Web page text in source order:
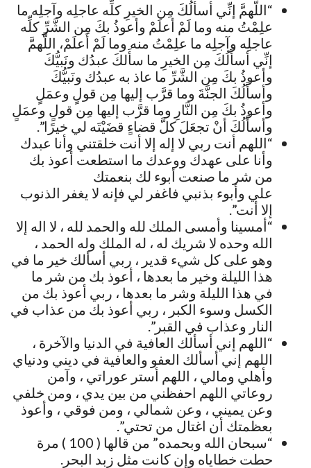
“اللَّهمَّ إنِّي أسأَلُكَ مِن الخيرِ كلِّه عاجلِه وآجلِه ما
علِمْتُ منه وما لَمْ أعلَمْ وأعوذُ بكَ مِن الشَّرِّ كلِّه
عاجلِه وآجلِه ما علِمْتُ منه وما لَمْ أعلَمْ، اللَّهمَّ
إنِّي أسأَلُكَ مِن الخيرِ ما سأَلكَ عبدُك ونَبيُّكَ
وأعوذُ بكَ مِن الشَّرِّ ما عاذ به عبدُك ونَبيُّكَ
وأسأَلُكَ الجنَّةَ وما قرَّب إليها مِن قولٍ وعمَلٍ
وأعوذُ بكَ مِن النَّارِ وما قرَّب إليها مِن قولٍ وعمَلٍ
وأسأَلُكَ أنْ تجعَلَ كلَّ قضاءٍ قضَيْتَه لي خيرًا”.
“اللهم أنت ربي لا إله إلا أنت خلقتني وأنا عبدك
وأنا على عهدك ووعدك ما استطعت أعوذ بك
من شر ما صنعت أبوء لك بنعمتك
علي وأبوء بذنبي فاغفر لي فإنه لا يغفر الذنوب
إلا أنت”.
“أمسينا وأمسى الملك لله والحمد لله ، لا اله إلا
الله وحده لا شريك له ، له الملك وله الحمد ،
وهو على كل شيء قدير ، ربي أسألك خير ما في
هذا الليلة وخير ما بعدها ، أعوذ بك من شر ما
في هذا الليلة وشر ما بعدها ، ربي أعوذ بك من
الكسل وسوء الكبر ، ربي أعوذ بك من عذاب في
النار وعذاب في القبر”.
“اللهم إني أسألك العافية في الدنيا والآخرة ،
اللهم إني أسألك العفو والعافية في ديني ودنياي
وأهلي ومالي ، اللهم أستر عوراتي ، وآمن
روعاتي اللهم احفظني من بين يدي ، ومن خلفي
وعن يميني ، وعن شمالي ، ومن فوقي ، وأعوذ
بعظمتك أن اغتال من تحتي”.
“سبحان الله وبحمده” من قالها ( 100 ) مرة
حطت خطاياه وإن كانت مثل زبد البحر.